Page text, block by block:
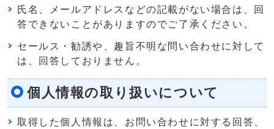
氏名、メールアドレスなどの記載がない場合は、回
答できないことがありますのでご了承ください。
セールス・勧誘や、趣旨不明な問い合わせに対して
は、回答しておりません。
個人情報の取り扱いについて
取得した個人情報は、お問い合わせに対する回答、